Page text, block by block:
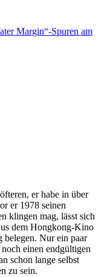
Margin“-Spuren am
er habe in über
er 1978 seinen
klingen mag, lässt sich
dem Hongkong-Kino
belegen. Nur ein paar
einen endgültigen
schon lange selbst
zu sein.